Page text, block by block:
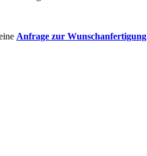
Anfrage zur Wunschanfertigung